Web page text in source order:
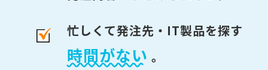
忙しくて発注先・IT製品を探す
時間がない 。